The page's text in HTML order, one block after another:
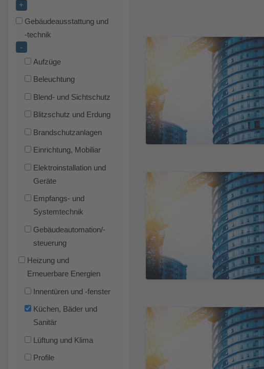
+
Gebäudeausstattung und
-technik
-
Aufzüge
Beleuchtung
Blend- und Sichtschutz
Blitzschutz und Erdung
Brandschutzanlagen
Einrichtung, Mobiliar
Elektroinstallation und
Geräte
Empfangs- und
Systemtechnik
Gebäudeautomation/-
steuerung
Heizung und
Erneuerbare Energien
Innentüren und -fenster
Küchen, Bäder und
Sanitär
Lüftung und Klima
Profile